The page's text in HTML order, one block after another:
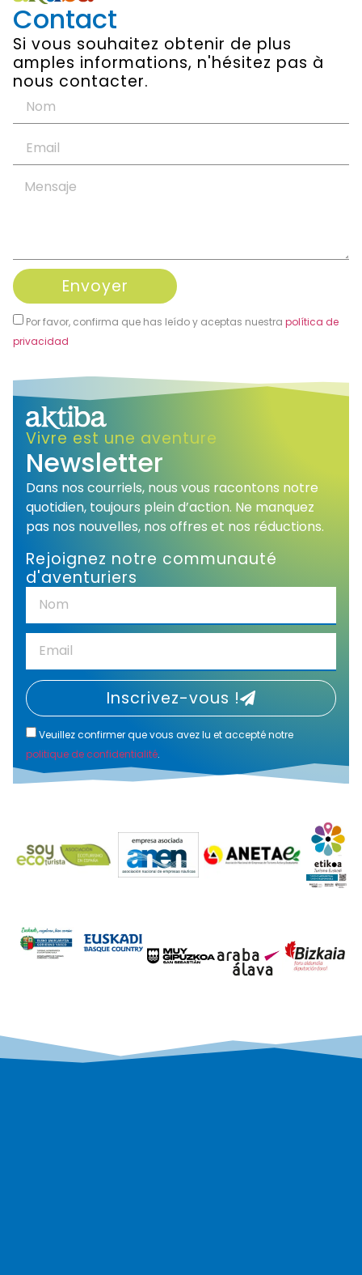
Vivre est une aventure
Newsletter
Dans nos courriels, nous vous racontons notre
quotidien, toujours plein d’action. Ne manquez
pas nos nouvelles, nos offres et nos réductions.
Rejoignez notre communauté
d'aventuriers
Veuillez confirmer que vous avez lu et accepté notre
politique de confidentialité.
Inscrivez-vous !
Alternative:
Contact
Si vous souhaitez obtenir de plus
amples informations, n'hésitez pas à
nous contacter.
Por favor, confirma que has leído y aceptas nuestra política de
privacidad
Envoyer